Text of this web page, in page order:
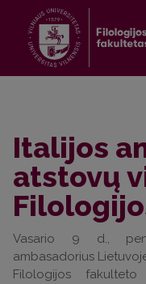
Italijos
atstovų
Vasario 9 d.,
ambasadorius
Filologijos